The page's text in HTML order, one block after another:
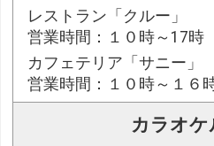
レストラン「クルー」
営業時間：１０時～17時
カフェテリア「サニー」
営業時間：１０時～１６
カラオケ